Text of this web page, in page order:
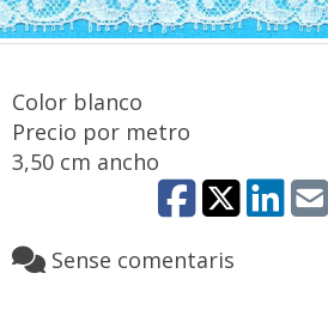
Color blanco
Precio por metro
3,50 cm ancho
Sense comentaris